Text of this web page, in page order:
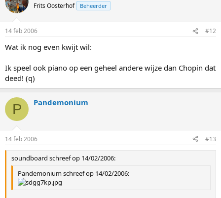
Frits Oosterhof Beheerder
14 feb 2006 #12
Wat ik nog even kwijt wil:
Ik speel ook piano op een geheel andere wijze dan Chopin dat
deed! (q)
P Pandemonium
14 feb 2006 #13
soundboard schreef op 14/02/2006:
Pandemonium schreef op 14/02/2006: